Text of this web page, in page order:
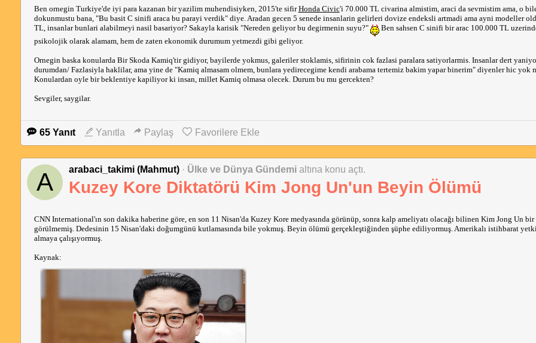
Forumda, Turkiye ikinci el piyasasiyla ilgili sikayetlerin haddi hesabi yok; ne dersiniz, boyle bir sistem ister miydiniz?
Ben ornegin Turkiye'de iyi para kazanan bir yazilim muhendisiyken, 2015'te sifirHonda Civic'i 70.000 TL civarina almistim, araci da sevmistim ama, o
dokunmustu bana, "Bu basit C sinifi araca bu parayi verdik" diye. Aradan gecen 5 senede insanlarin gelirleri dovize endeksli artmadi ama ayni modeller
TL, insanlar bunlari alabilmeyi nasil basariyor? Sakayla karisik "Nereden geliyor bu degirmenin suyu?"
Ben sahsen C sinifi bir arac 100.000 TL
psikolojik olarak alamam, hem de zaten ekonomik durumum yetmezdi gibi geliyor.
Ornegin baska konularda Bir Skoda Kamiq'tir gidiyor, bayilerde yokmus, galeriler stoklamis, sifirinin cok fazlasi paralara satiyorlarmis. Insanlar dert
durumdan/ Fazlasiyla haklilar, ama yine de "Kamiq almasam olmem, bunlara yedirecegime kendi arabama tertemiz bakim yapar binerim" diyenler hic yok
Konulardan oyle bir beklentiye kapiliyor ki insan, millet Kamiq olmasa olecek. Durum bu mu gercekten?
Sevgiler, saygilar.
65 Yanıt Yanıtla Paylaş Favorilere Ekle
A arabaci_takimi (Mahmut) · Ülke ve Dünya Gündemi altına konu açtı.
Kuzey Kore Diktatörü Kim Jong Un'un Beyin Ölümü
CNN International'ın son dakika haberine göre, en son 11 Nisan'da Kuzey Kore medyasında görünüp, sonra kalp ameliyatı olacağı bilinen Kim Jong Un bir
görülmemiş. Dedesinin 15 Nisan'daki doğumgünü kutlamasında bile yokmuş. Beyin ölümü gerçekleştiğinden şüphe ediliyormuş. Amerikalı istihbarat
almaya çalışıyormuş.
Kaynak: